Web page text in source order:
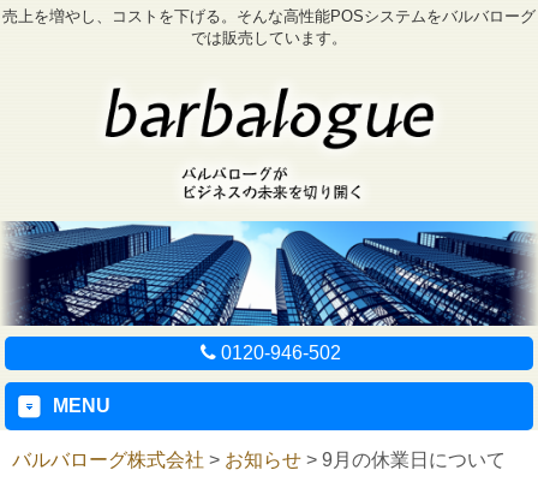
売上を増やし、コストを下げる。そんな高性能POSシステムをバルバローグ
では販売しています。
0120-946-502
MENU
バルバローグ株式会社 > お知らせ > 9月の休業日について